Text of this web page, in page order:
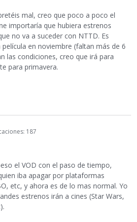
mal, creo que poco a poco el
importaría que hubiera estrenos
no va a suceder con NTTD. Es
en noviembre (faltan más de 6
las condiciones, creo que irá para
para primavera.
187
el VOD con el paso de tiempo,
iba apagar por plataformas
etc, y ahora es de lo mas normal. Yo
estrenos irán a cines (Star Wars,